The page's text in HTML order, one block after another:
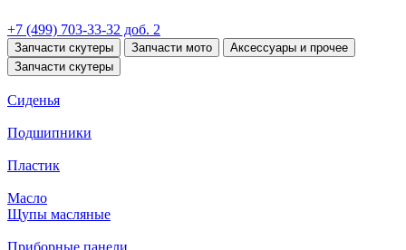
+7 (499) 703-33-32 доб. 2
Запчасти скутеры Запчасти мото
Аксессуары и прочее
Запчасти скутеры
Сиденья
Подшипники
Пластик
Масло
Щупы масляные